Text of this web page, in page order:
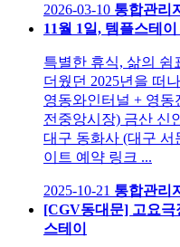
2026-03-10 통합관리
11월 1일, 템플스테
특별한 휴식, 삶의 쉼
더웠던 2025년을 떠
영동와인터널 + 영동
전중앙시장) 금산 신
대구 동화사 (대구 서
이트 예약 링크 ...
2025-10-21 통합관리
[CGV동대문] 고요극
스테이